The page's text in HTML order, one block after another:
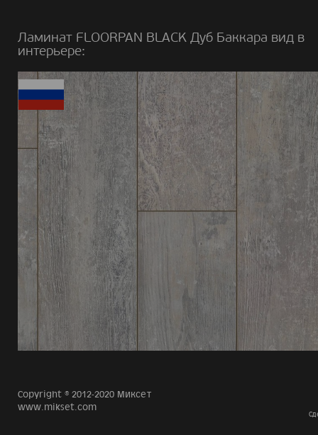
Ламинат FLOORPAN BLACK Дуб Баккара вид в
интерьере:
Copyright © 2012-2020 Миксет
www.mikset.com